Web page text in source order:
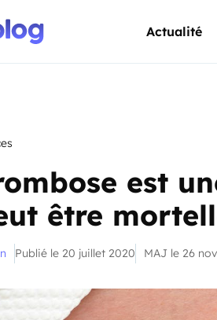
Actualité
est
être
Publié le 20 juillet 2020 MAJ le 26